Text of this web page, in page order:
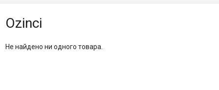
Ozinci
Не найдено ни одного товара.